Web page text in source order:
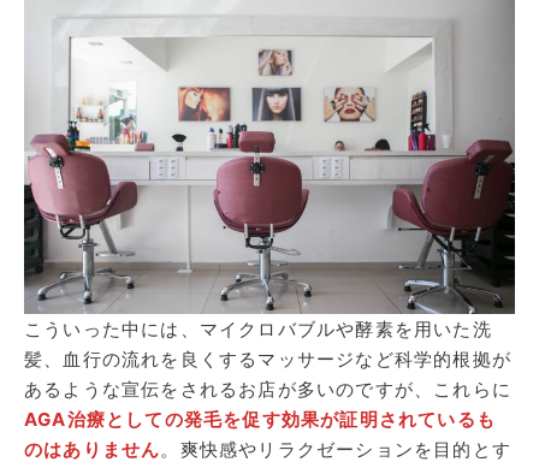
こういった中には、マイクロバブルや酵素を用いた洗
髪、血行の流れを良くするマッサージなど科学的根拠が
あるような宣伝をされるお店が多いのですが、これらに
AGA治療としての発毛を促す効果が証明されているも
のはありません。爽快感やリラクゼーションを目的とす